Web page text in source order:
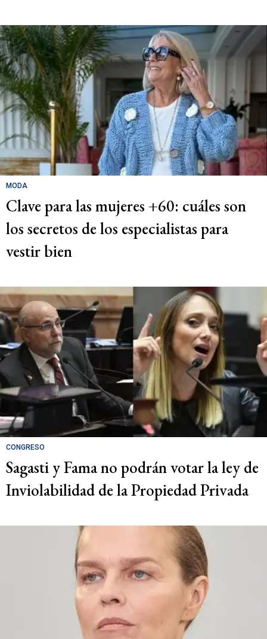
MODA
Clave para las mujeres +60: cuáles son
los secretos de los especialistas para
vestir bien
CONGRESO
Sagasti y Fama no podrán votar la ley de
Inviolabilidad de la Propiedad Privada